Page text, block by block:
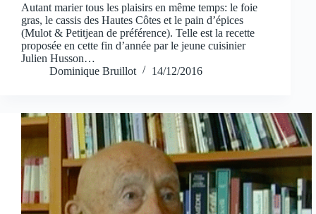
Autant marier tous les plaisirs en même temps: le foie
gras, le cassis des Hautes Côtes et le pain d’épices
(Mulot & Petitjean de préférence). Telle est la recette
proposée en cette fin d’année par le jeune cuisinier
Julien Husson…
Dominique Bruillot
14/12/2016